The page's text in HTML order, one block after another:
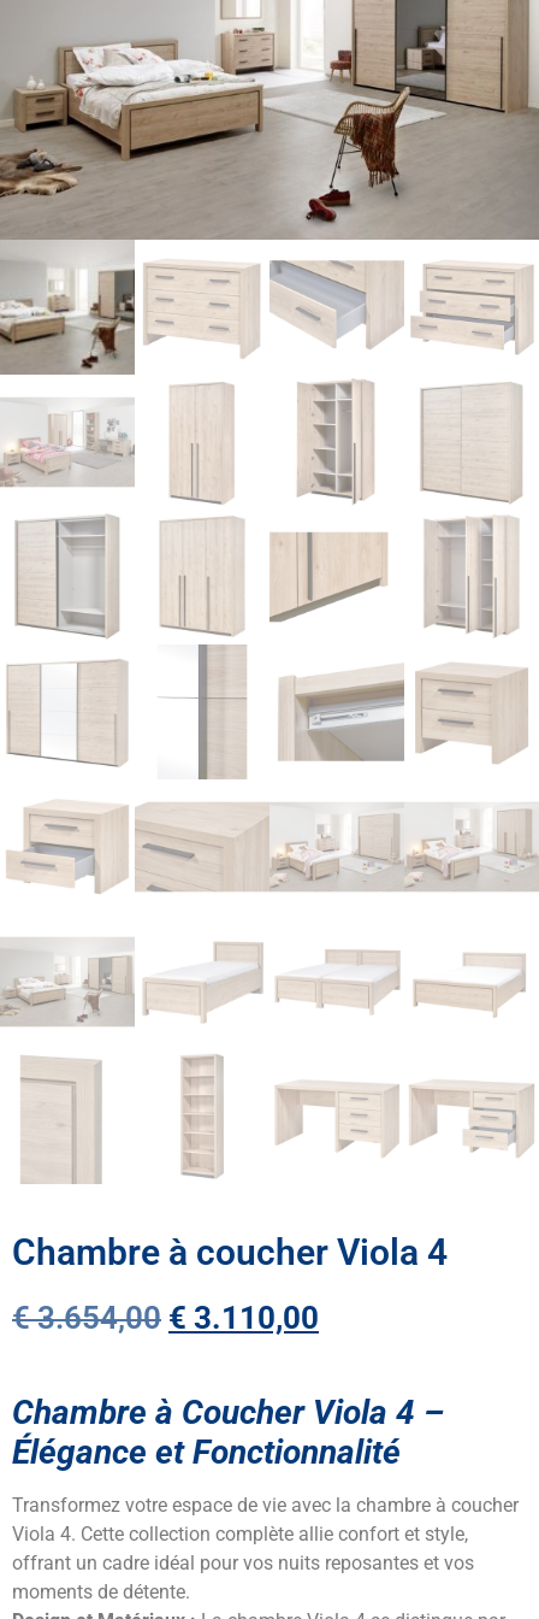
Chambre à coucher Viola 4
€3.654,00 € 3.110,00
Chambre à Coucher Viola 4 –
Élégance et Fonctionnalité
Transformez votre espace de vie avec la chambre à coucher
Viola 4. Cette collection complète allie confort et style,
offrant un cadre idéal pour vos nuits reposantes et vos
moments de détente.